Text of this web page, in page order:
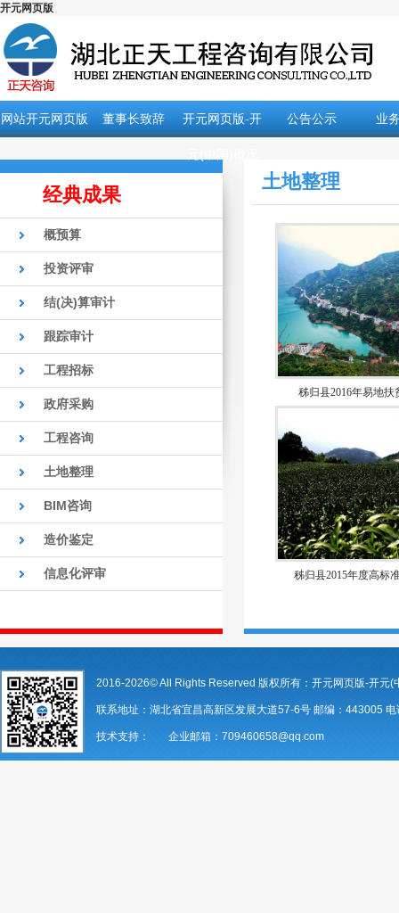
开元网页版
网站开元网页版 董事长致辞 开元网页版-开 公告公示 业
经典成果
概预算
投资评审
结(决)算审计
跟踪审计
工程招标
政府采购
工程咨询
土地整理
BIM咨询
造价鉴定
信息化评审
土地整理
秭归县2016年易地
秭归县2015年度高标
2016-2026© All Rights Reserved 版权所有：开元网页版-开元(
联系地址：湖北省宜昌高新区发展大道57-6号 邮编：443005
技术支持： 企业邮箱：709460658@qq.com